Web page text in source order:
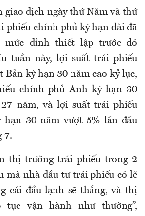
giao dịch ngày thứ Năm và thứ
phiếu chính phủ kỳ hạn dài đã
mức đỉnh thiết lập trước đó
tuần này, lợi suất trái phiếu
Bản kỳ hạn 30 năm cao kỷ lục,
chính phủ Anh kỳ hạn 30
năm, và lợi suất trái phiếu
hạn 30 năm vượt 5% lần đầu
7.
thị trường trái phiếu trong 2
mà nhà đầu tư trái phiếu có lẽ
cái đầu lạnh sẽ thắng, và thị
tục vận hành như thường”,